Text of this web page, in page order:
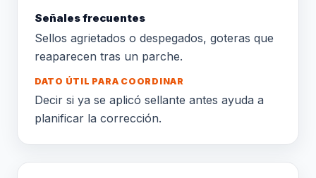
Señales frecuentes
Sellos agrietados o despegados, goteras que
reaparecen tras un parche.
DATO ÚTIL PARA COORDINAR
Decir si ya se aplicó sellante antes ayuda a
planificar la corrección.